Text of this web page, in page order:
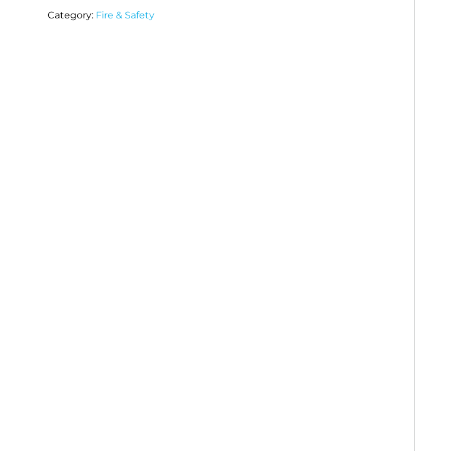
Category: Fire & Safety